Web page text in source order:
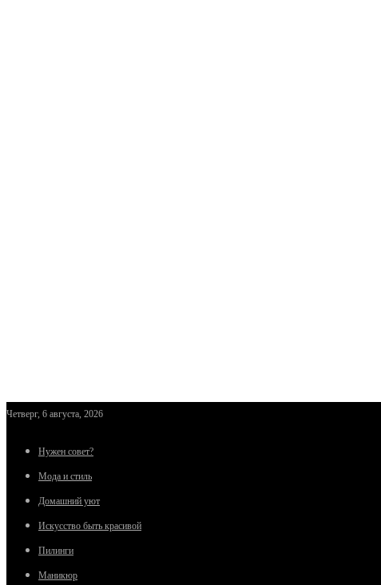
Четверг, 6 августа, 2026
Нужен совет?
Мода и стиль
Домашний уют
Искусство быть красивой
Пилинги
Маникюр